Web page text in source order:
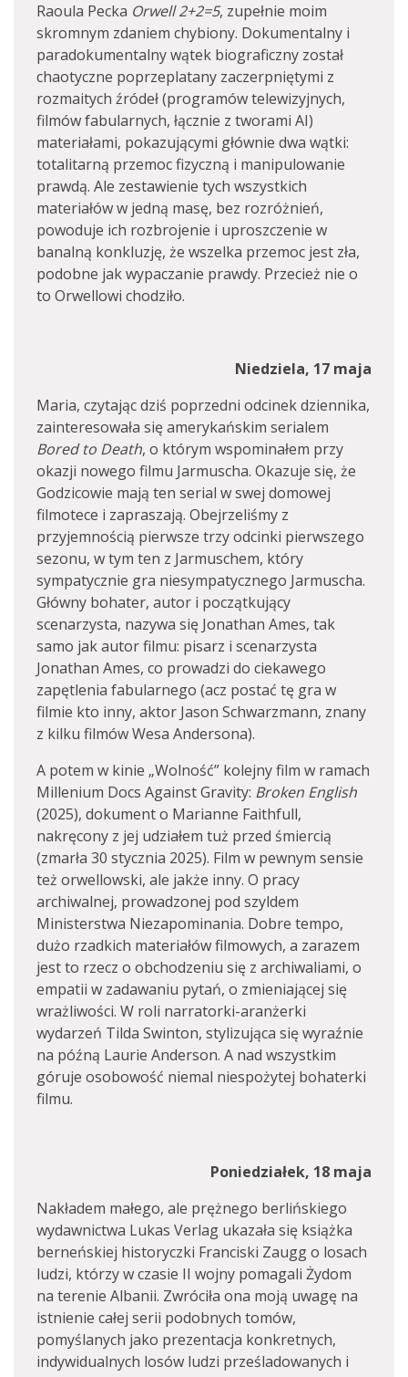
Raoula Pecka Orwell 2+2=5, zupełnie moim
skromnym zdaniem chybiony. Dokumentalny i
paradokumentalny wątek biograficzny został
chaotyczne poprzeplatany zaczerpniętymi z
rozmaitych źródeł (programów telewizyjnych,
filmów fabularnych, łącznie z tworami AI)
materiałami, pokazującymi głównie dwa wątki:
totalitarną przemoc fizyczną i manipulowanie
prawdą. Ale zestawienie tych wszystkich
materiałów w jedną masę, bez rozróżnień,
powoduje ich rozbrojenie i uproszczenie w
banalną konkluzję, że wszelka przemoc jest zła,
podobne jak wypaczanie prawdy. Przecież nie o
to Orwellowi chodziło.
Niedziela, 17 maja
Maria, czytając dziś poprzedni odcinek dziennika,
zainteresowała się amerykańskim serialem
Bored to Death, o którym wspominałem przy
okazji nowego filmu Jarmuscha. Okazuje się, że
Godzicowie mają ten serial w swej domowej
filmotece i zapraszają. Obejrzeliśmy z
przyjemnością pierwsze trzy odcinki pierwszego
sezonu, w tym ten z Jarmuschem, który
sympatycznie gra niesympatycznego Jarmuscha.
Główny bohater, autor i początkujący
scenarzysta, nazywa się Jonathan Ames, tak
samo jak autor filmu: pisarz i scenarzysta
Jonathan Ames, co prowadzi do ciekawego
zapętlenia fabularnego (acz postać tę gra w
filmie kto inny, aktor Jason Schwarzmann, znany
z kilku filmów Wesa Andersona).
A potem w kinie „Wolność” kolejny film w ramach
Millenium Docs Against Gravity: Broken English
(2025), dokument o Marianne Faithfull,
nakręcony z jej udziałem tuż przed śmiercią
(zmarła 30 stycznia 2025). Film w pewnym sensie
też orwellowski, ale jakże inny. O pracy
archiwalnej, prowadzonej pod szyldem
Ministerstwa Niezapominania. Dobre tempo,
dużo rzadkich materiałów filmowych, a zarazem
jest to rzecz o obchodzeniu się z archiwaliami, o
empatii w zadawaniu pytań, o zmieniającej się
wrażliwości. W roli narratorki-aranżerki
wydarzeń Tilda Swinton, stylizująca się wyraźnie
na późną Laurie Anderson. A nad wszystkim
góruje osobowość niemal niespożytej bohaterki
filmu.
Poniedziałek, 18 maja
Nakładem małego, ale prężnego berlińskiego
wydawnictwa Lukas Verlag ukazała się książka
berneńskiej historyczki Franciski Zaugg o losach
ludzi, którzy w czasie II wojny pomagali Żydom
na terenie Albanii. Zwróciła ona moją uwagę na
istnienie całej serii podobnych tomów,
pomyślanych jako prezentacja konkretnych,
indywidualnych losów ludzi prześladowanych i